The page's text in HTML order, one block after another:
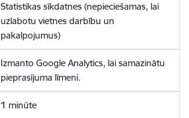
Statistikas sīkdatnes (nepieciešamas, lai
uzlabotu vietnes darbību un
pakalpojumus)
Izmanto Google Analytics, lai samazinātu
pieprasījuma līmeni.
1 minūte